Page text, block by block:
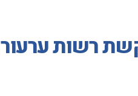
רשות ערעור